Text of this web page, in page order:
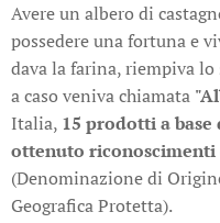
Avere un albero di
possedere una fortuna e
dava la farina, riempiva lo
a caso veniva chiamata
Italia, 15 prodotti a
ottenuto
(Denominazione di
Geografica Protetta).